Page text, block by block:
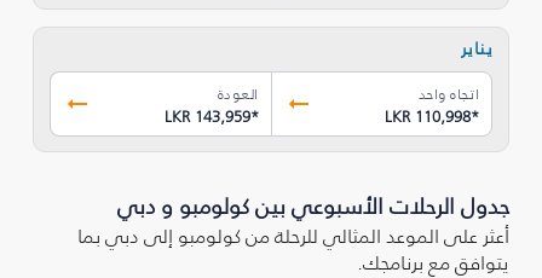
يناير
اتجاه واحد
LKR 110,998*
العودة
LKR 143,959*
جدول الرحلات الأسبوعي بين كولومبو و دبي
أعثر على الموعد المثالي للرحلة من كولومبو إلى دبي بما
يتوافق مع برنامجك.